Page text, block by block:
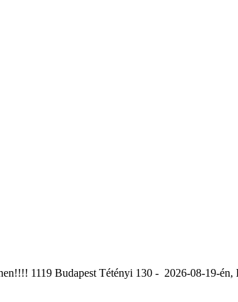
1119 Budapest Tétényi 130 - 2026-08-19-